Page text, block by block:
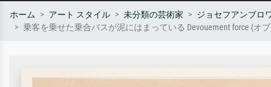
ホーム アート スタイル 未分類の芸術家
ジョセフアンブロ
乗客を乗せた乗合バスが泥にはまっている Devouement force (